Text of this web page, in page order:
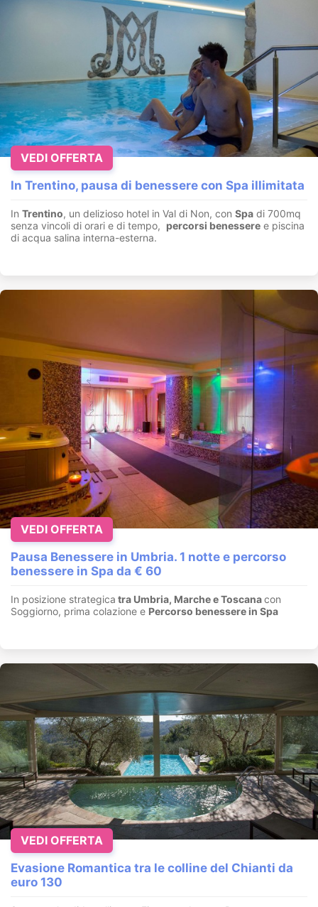
In Trentino, pausa di benessere con Spa illimitata
In Trentino, un delizioso hotel in Val di Non, con Spa di 700mq
senza vincoli di orari e di tempo, percorsi benessere e piscina
di acqua salina interna-esterna.
VEDI OFFERTA
Pausa Benessere in Umbria. 1 notte e percorso
benessere in Spa da € 60
In posizione strategica tra Umbria, Marche e Toscanacon
Soggiorno, prima colazione e Percorso benessere in Spa
VEDI OFFERTA
Evasione Romantica tra le colline del Chianti da
euro 130
VEDI OFFERTA